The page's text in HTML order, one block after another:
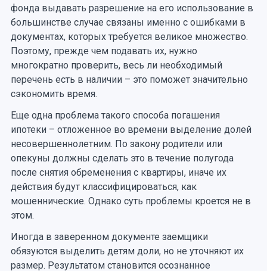
фонда выдавать разрешение на его использование в
большинстве случае связаны именно с ошибками в
документах, которых требуется великое множество.
Поэтому, прежде чем подавать их, нужно
многократно проверить, весь ли необходимый
перечень есть в наличии – это поможет значительно
сэкономить время.
Еще одна проблема такого способа погашения
ипотеки – отложенное во времени выделение долей
несовершеннолетним. По закону родители или
опекуны должны сделать это в течение полугода
после снятия обременения с квартиры, иначе их
действия будут классифицироваться, как
мошеннические. Однако суть проблемы кроется не в
этом.
Иногда в заверенном документе заемщики
обязуются выделить детям доли, но не уточняют их
размер. Результатом становится осознанное